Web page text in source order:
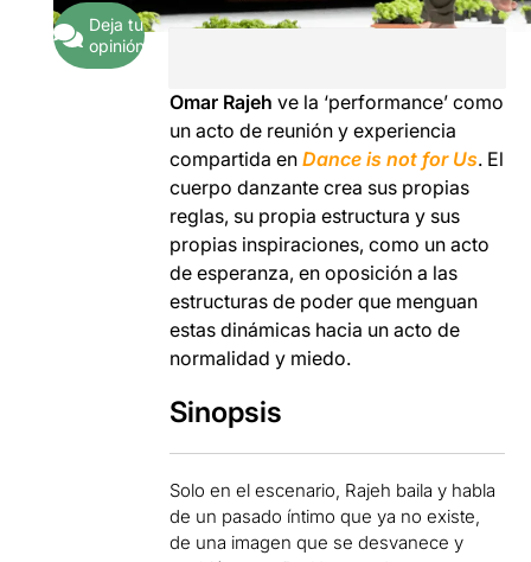
Deja tu
opinión
Omar Rajeh ve la ‘performance’ como
un acto de reunión y experiencia
compartida enDance is not for Us. El
cuerpo danzante crea sus propias
reglas, su propia estructura y sus
propias inspiraciones, como un acto
de esperanza, en oposición a las
estructuras de poder que menguan
estas dinámicas hacia un acto de
normalidad y miedo.
Sinopsis
Solo en el escenario, Rajeh baila y habla
de un pasado íntimo que ya no existe,
de una imagen que se desvanece y